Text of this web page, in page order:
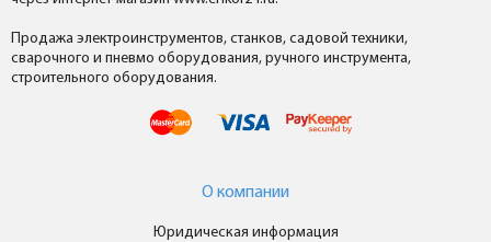
Продажа электроинструментов, станков, садовой техники,
сварочного и пневмо оборудования, ручного инструмента,
строительного оборудования.
О компании
Юридическая информация